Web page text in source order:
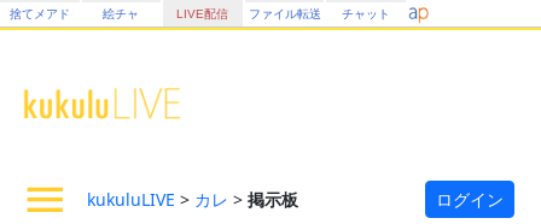
捨てメアド 絵チャ LIVE配信 ファイル転送 チャット
kukuluLIVE > カレ > 掲示板 ログイン